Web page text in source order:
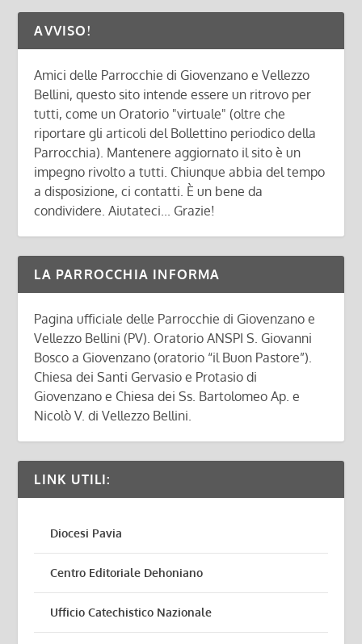
AVVISO!
Amici delle Parrocchie di Giovenzano e Vellezzo
Bellini, questo sito intende essere un ritrovo per
tutti, come un Oratorio "virtuale" (oltre che
riportare gli articoli del Bollettino periodico della
Parrocchia). Mantenere aggiornato il sito è un
impegno rivolto a tutti. Chiunque abbia del tempo
a disposizione, ci contatti. È un bene da
condividere. Aiutateci... Grazie!
LA PARROCCHIA INFORMA
Pagina ufficiale delle Parrocchie di Giovenzano e
Vellezzo Bellini (PV). Oratorio ANSPI S. Giovanni
Bosco a Giovenzano (oratorio “il Buon Pastore”).
Chiesa dei Santi Gervasio e Protasio di
Giovenzano e Chiesa dei Ss. Bartolomeo Ap. e
Nicolò V. di Vellezzo Bellini.
LINK UTILI:
Diocesi Pavia
Centro Editoriale Dehoniano
Ufficio Catechistico Nazionale